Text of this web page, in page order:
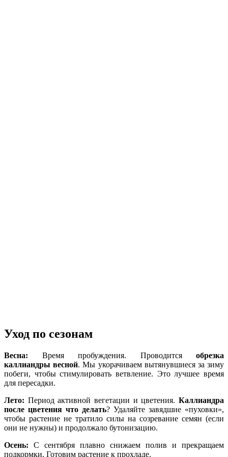
Уход по сезонам
Весна: Время пробуждения. Проводится обрезка
каллиандры весной. Мы укорачиваем вытянувшиеся за зиму
побеги, чтобы стимулировать ветвление. Это лучшее время
для пересадки.
Лето: Период активной вегетации и цветения. Каллиандра
после цветения что делать? Удаляйте завядшие «пуховки»,
чтобы растение не тратило силы на созревание семян (если
они не нужны) и продолжало бутонизацию.
Осень: С сентября плавно снижаем полив и прекращаем
подкормки. Готовим растение к прохладе.